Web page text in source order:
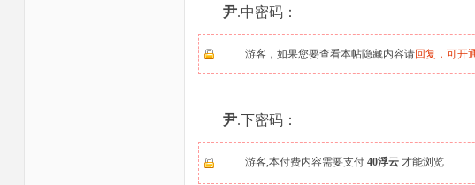
尹.中密码：
游客，如果您要查看本帖隐藏内容请回复，可开
尹.下密码：
游客,本付费内容需要支付 40浮云才能浏览